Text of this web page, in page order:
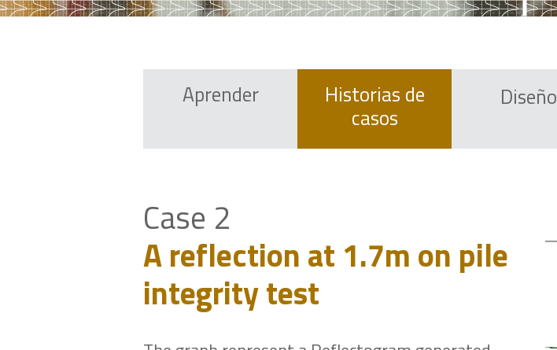
Aprender
Historias de
casos
Diseño
Case 2
A reflection at 1.7m on pile
integrity test